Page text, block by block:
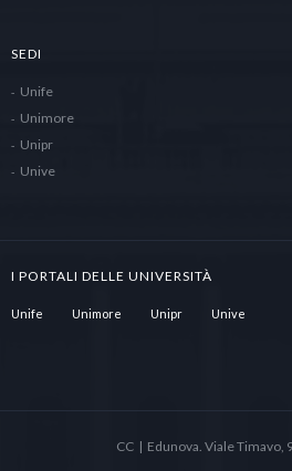
SEDI
Unife
Unimore
Unipr
Unive
I PORTALI DELLE UNIVERSITÀ
Unife Unimore Unipr Unive
CC | Edunova. Viale Timavo,